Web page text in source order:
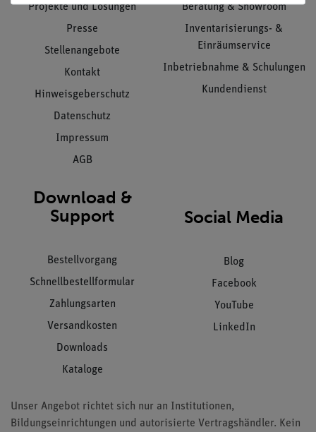
Projekte und Lösungen
Presse
Stellenangebote
Kontakt
Hinweisgeberschutz
Datenschutz
Impressum
AGB
Beratung & Showroom
Inventarisierungs- &
Einräumservice
Inbetriebnahme & Schulungen
Kundendienst
Download &
Support
Bestellvorgang
Schnellbestellformular
Zahlungsarten
Versandkosten
Downloads
Kataloge
Social Media
Blog
Facebook
YouTube
LinkedIn
Unser Angebot richtet sich nur an Institutionen,
Bildungseinrichtungen und autorisierte Vertragshändler. Kein